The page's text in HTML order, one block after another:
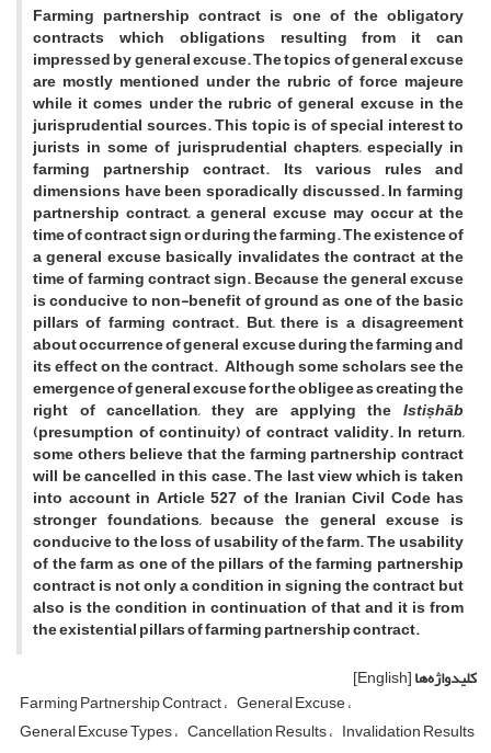
Farming partnership contract is one of the obligatory
contracts which obligations resulting from it can
impressed by general excuse. The topics of general excuse
are mostly mentioned under the rubric of force majeure
while it comes under the rubric of general excuse in the
jurisprudential sources. This topic is of special interest to
jurists in some of jurisprudential chapters, especially in
farming partnership contract. Its various rules and
dimensions have been sporadically discussed. In farming
partnership contract, a general excuse may occur at the
time of contract sign or during the farming. The existence of
a general excuse basically invalidates the contract at the
time of farming contract sign. Because the general excuse
is conducive to non-benefit of ground as one of the basic
pillars of farming contract. But, there is a disagreement
about occurrence of general excuse during the farming and
its effect on the contract. Although some scholars see the
emergence of general excuse for the obligee as creating the
right of cancellation, they are applying the Istiṣhāb
(presumption of continuity) of contract validity. In return,
some others believe that the farming partnership contract
will be cancelled in this case. The last view which is taken
into account in Article 527 of the Iranian Civil Code has
stronger foundations, because the general excuse is
conducive to the loss of usability of the farm. The usability
of the farm as one of the pillars of the farming partnership
contract is not only a condition in signing the contract but
also is the condition in continuation of that and it is from
the existential pillars of farming partnership contract.
کلیدواژه‌ها[English]
Farming Partnership Contract General Excuse
General Excuse Types Cancellation Results Invalidation Results